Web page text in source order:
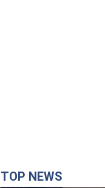
TOP NEWS